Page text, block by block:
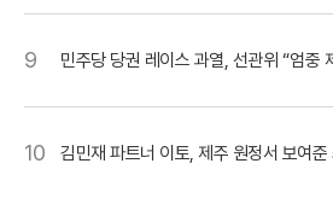
9 민주당 당권 레이스 과열, 선관위 “엄중
10 김민재 파트너 이토, 제주 원정서 보여준